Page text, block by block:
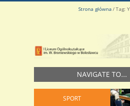
Strona główna Tag:
NAVIGATE TO...
SPORT